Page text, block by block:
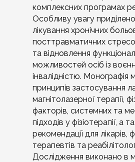
комплексних програмах
Особливу увагу
лікування хронічних
посттравматичних
та відновлення
можливостей осіб із
інвалідністю. Монографія
принципів застосування
магнітолазерної терапії,
факторів, системних та
підходів у фізіотерапії, а
рекомендації для лікарів,
терапевтів та
Дослідження виконано в